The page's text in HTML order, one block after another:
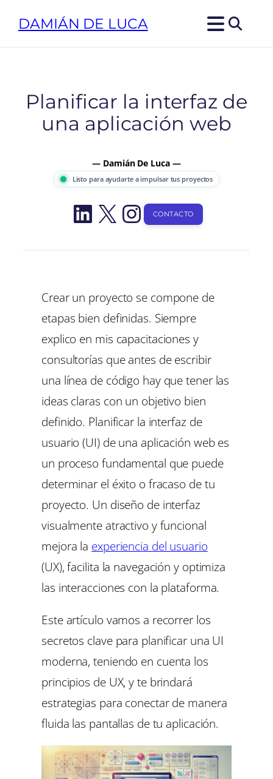
DAMIÁN DE LUCA
Planificar la interfaz de
una aplicación web
— Damián De Luca —
Listo para ayudarte a impulsar tus proyectos
LinkedIn
X Instagram
CONTACTO
Crear un proyecto se compone de
etapas bien definidas. Siempre
explico en mis capacitaciones y
consultorías que antes de escribir
una línea de código hay que tener las
ideas claras con un objetivo bien
definido. Planificar la interfaz de
usuario (UI) de una aplicación web es
un proceso fundamental que puede
determinar el éxito o fracaso de tu
proyecto. Un diseño de interfaz
visualmente atractivo y funcional
mejora la experiencia del usuario
(UX), facilita la navegación y optimiza
las interacciones con la plataforma.
Este artículo vamos a recorrer los
secretos clave para planificar una UI
moderna, teniendo en cuenta los
principios de UX, y te brindará
estrategias para conectar de manera
fluida las pantallas de tu aplicación.